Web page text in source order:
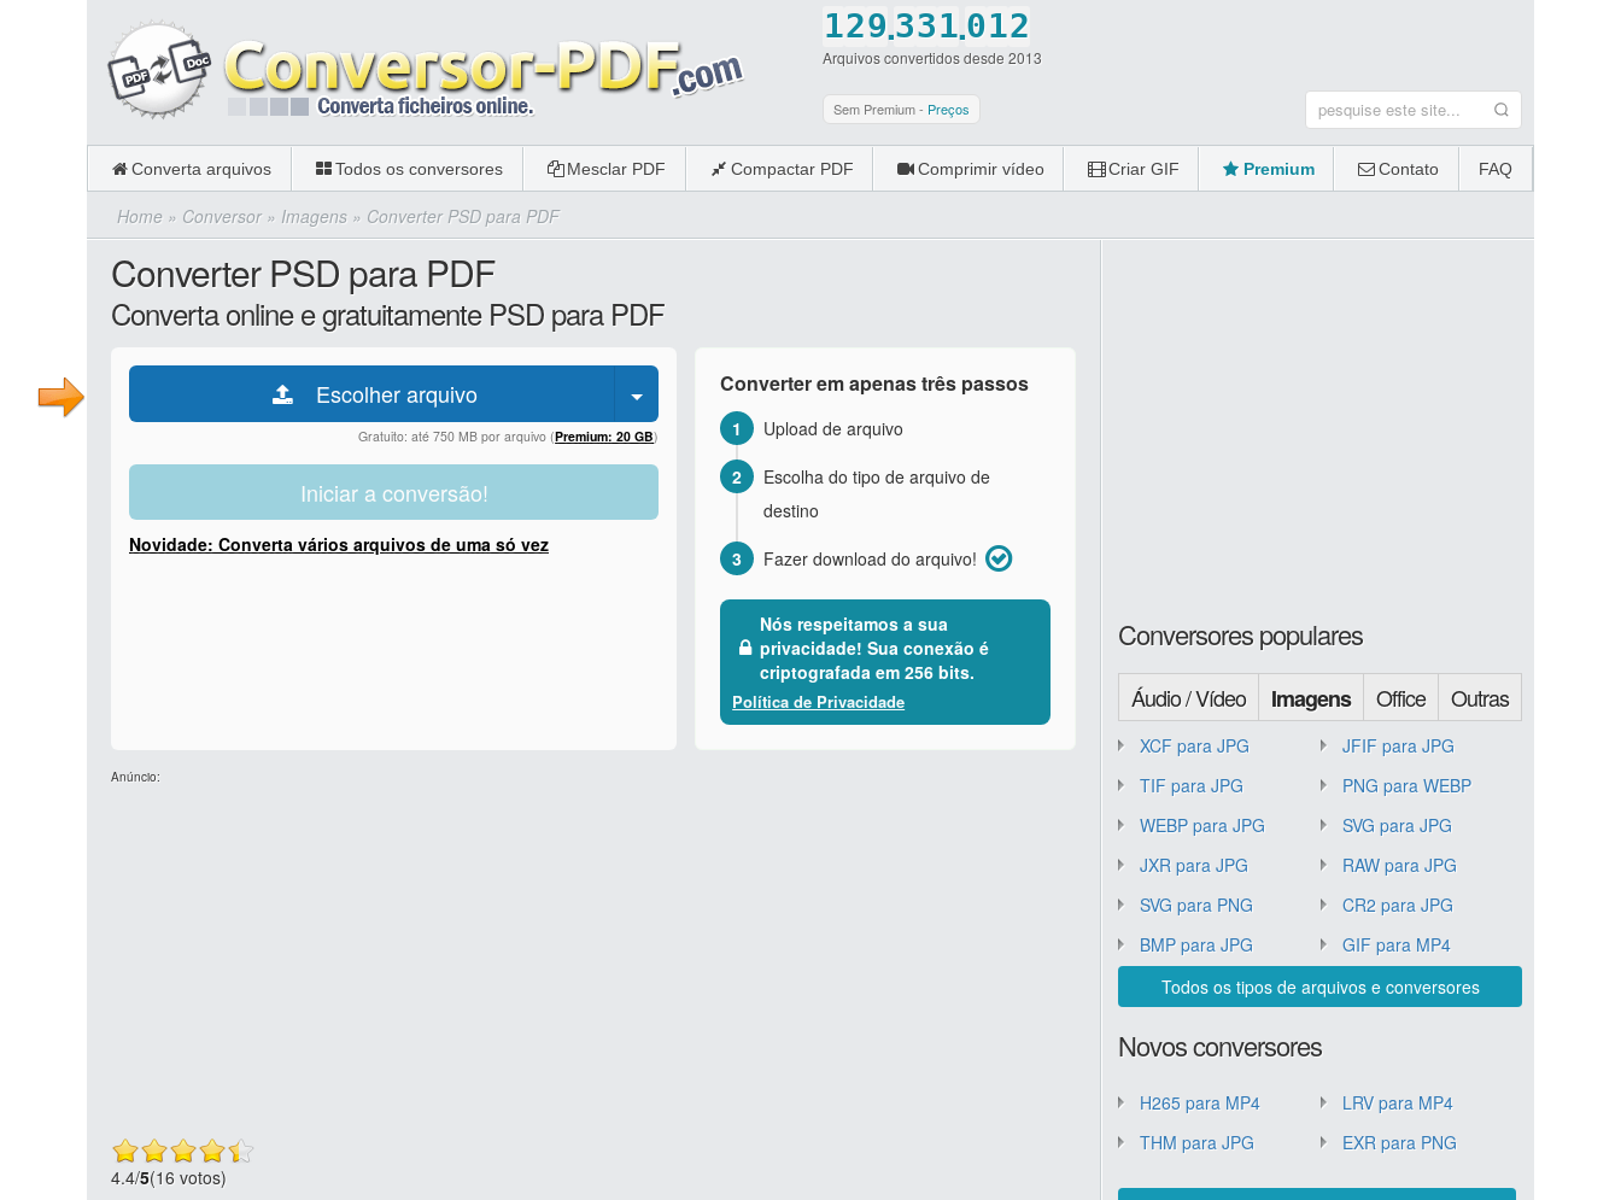
1
2
3
4
5
6
0
2
3
4
5
6
7
9
0
.3
4
5
6
7
8
3
4
5
6
7
8
1
2
3
4
5
6
0
.0
1
2
3
4
5
9
1
2
4
5
6
0
2
3
5
6
7
Arquivos convertidos desde 2013
Sem Premium - Preços
Converta arquivos Todos os conversores Mesclar PDF Compactar PDF Comprimir vídeo Criar GIF Premium Contato FAQ
Home » Conversor» Imagens » Converter PSD para PDF
Converter PSD para PDF
Converta online e gratuitamente PSD para PDF
Escolher arquivo
Gratuito: até 750 MB por arquivo (Premium: 20 GB)
Iniciar a conversão!
Novidade: Converta vários arquivos de uma só vez
Converter em apenas três passos
1
Upload de arquivo
2
Escolha do tipo de arquivo de
destino
3
Fazer download do arquivo!
Nós respeitamos a sua
privacidade! Sua conexão é
criptografada em 256 bits.
Política de Privacidade
Anúncio:
4.4/5(16 votos)
Conversores populares
Áudio / Vídeo Imagens Office Outras
XCF para JPG
JFIF para JPG
TIF para JPG
PNG para WEBP
WEBP para JPG
SVG para JPG
JXR para JPG
RAW para JPG
SVG para PNG
CR2 para JPG
BMP para JPG
GIF para MP4
Todos os tipos de arquivos e conversores
Novos conversores
H265 para MP4
LRV para MP4
THM para JPG
EXR para PNG